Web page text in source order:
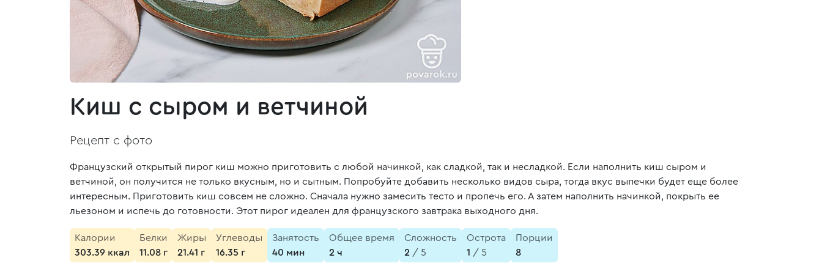
Киш с сыром и ветчиной
Рецепт с фото
Французский открытый пирог киш можно приготовить с любой начинкой, как сладкой, так и несладкой. Если наполнить киш сыром и
ветчиной, он получится не только вкусным, но и сытным. Попробуйте добавить несколько видов сыра, тогда вкус выпечки будет еще более
интересным. Приготовить киш совсем не сложно. Сначала нужно замесить тесто и пропечь его. А затем наполнить начинкой, покрыть ее
льезоном и испечь до готовности. Этот пирог идеален для французского завтрака выходного дня.
Калории
303.39 ккал
Белки
11.08 г
Жиры
21.41 г
Углеводы
16.35 г
Занятость
40 мин
Общее время
2 ч
Сложность
2 / 5
Острота
1 / 5
Порции
8